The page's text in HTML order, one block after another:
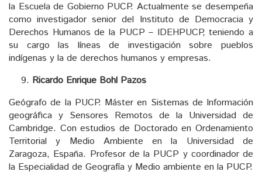
la Escuela de Gobierno PUCP. Actualmente se desempeña
como investigador senior del Instituto de Democracia y
Derechos Humanos de la PUCP – IDEHPUCP, teniendo a
su cargo las líneas de investigación sobre pueblos
indígenas y la de derechos humanos y empresas.
Ricardo Enrique Bohl Pazos
Geógrafo de la PUCP. Máster en Sistemas de Información
geográfica y Sensores Remotos de la Universidad de
Cambridge. Con estudios de Doctorado en Ordenamiento
Territorial y Medio Ambiente en la Universidad de
Zaragoza, España. Profesor de la PUCP y coordinador de
la Especialidad de Geografía y Medio ambiente en la PUCP.